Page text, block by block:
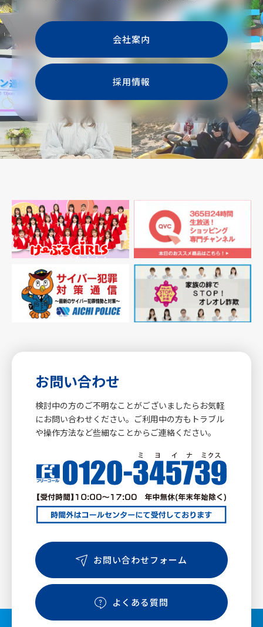
会社案内
採用情報
お問い合わせ
検討中の方のご不明なことがございましたらお気軽
にお問い合わせください。ご利用中の方もトラブル
や操作方法など些細なことからご連絡ください。
お問い合わせフォーム
よくある質問